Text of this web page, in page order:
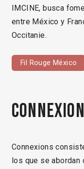
IMCINE, busca
entre México y
Occitanie.
Fil Rouge México
Connexions
los que se